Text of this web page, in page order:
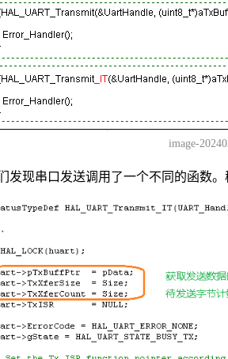
image-
发现串口发送调用了一个不同的函数。